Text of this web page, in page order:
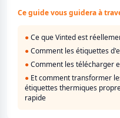
Ce guide vous guidera à
●Ce que Vinted est
●Comment les étiquettes
●Comment les télécharger
● Et comment transformer
étiquettes thermiques
rapide